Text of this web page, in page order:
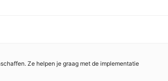
Ze helpen je graag met de implementatie